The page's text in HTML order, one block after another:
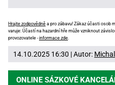
Hrajte zodpovědně a pro zábavu! Zákaz účasti osob
varuje: Účastí na hazardní hře může vzniknout
provozovatele -informace zde
14.10.2025 16:30 | Autor:
ONLINE SÁZKOVÉ